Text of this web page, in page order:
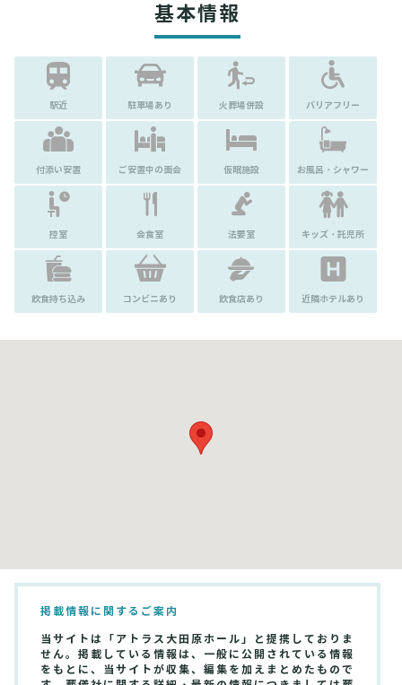
基本情報
駅近 駐車場あり 火葬場併設 バリアフリー
付添い安置 ご安置中の面会 仮眠施設 お風呂・シャワー
控室 会食室 法要室 キッズ・託児所
飲食持ち込み コンビニあり 飲食店あり 近隣ホテルあり
掲載情報に関するご案内
当サイトは「アトラス大田原ホール」と提携しておりま
せん。掲載している情報は、一般に公開されている情報
をもとに、当サイトが収集、編集を加えまとめたもので